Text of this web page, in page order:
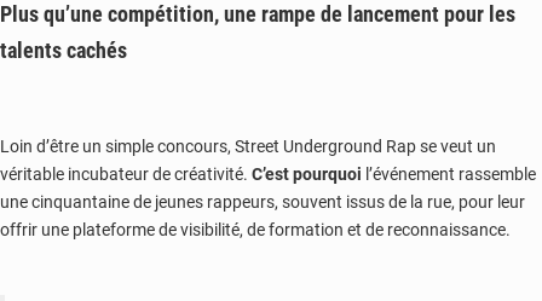
Plus qu’une compétition, une rampe de lancement pour les
talents cachés
Loin d’être un simple concours, Street Underground Rap se veut un
véritable incubateur de créativité. C’est pourquoi l’événement rassemble
une cinquantaine de jeunes rappeurs, souvent issus de la rue, pour leur
offrir une plateforme de visibilité, de formation et de reconnaissance.